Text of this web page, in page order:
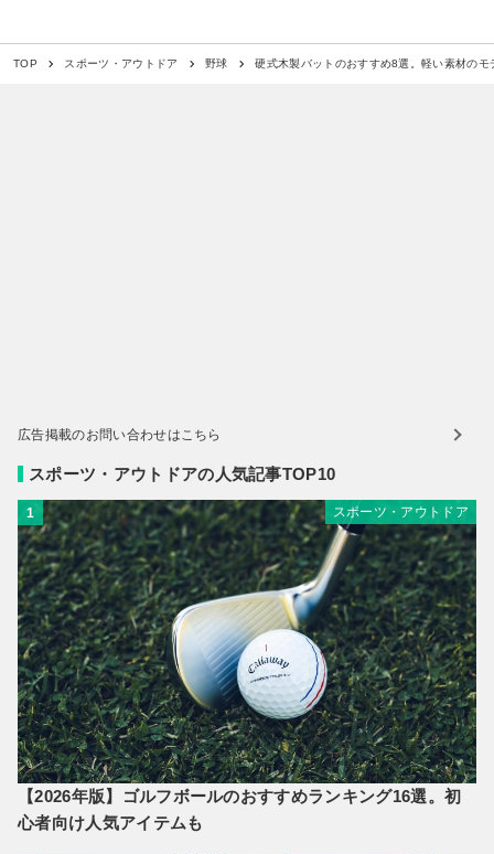
TOP スポーツ・アウトドア 野球 硬式木製バットのおすすめ8選。軽い素材のモ
広告掲載のお問い合わせはこちら
スポーツ・アウトドアの人気記事TOP10
1 スポーツ・アウトドア
【2026年版】ゴルフボールのおすすめランキング16選。初
心者向け人気アイテムも